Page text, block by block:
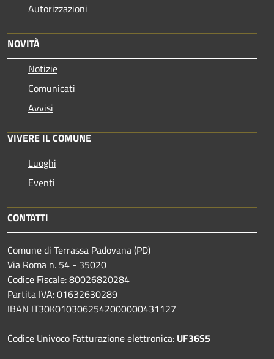
Autorizzazioni
NOVITÀ
Notizie
Comunicati
Avvisi
VIVERE IL COMUNE
Luoghi
Eventi
CONTATTI
Comune di Terrassa Padovana (PD)
Via Roma n. 54 - 35020
Codice Fiscale: 80026820284
Partita IVA: 01632630289
IBAN IT30K0103062542000000431127
Codice Univoco Fatturazione elettronica: UF36S5